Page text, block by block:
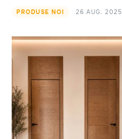
PRODUSE NOI 26 AUG. 2025